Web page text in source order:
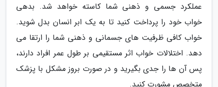
عملکرد جسمی و ذهنی شما کاسته خواهد شد. بدهی
خواب خود را پرداخت کنید تا به یک ابر انسان بدل شوید.
خواب کافی ظرفیت های جسمانی و ذهنی شما را ارتقا می
دهد. اختلالات خواب اثر مستقیمی بر طول عمر افراد دارند،
پس آن ها را جدی بگیرید و در صورت بروز مشکل با پزشک
متخصص مشورت کنید.